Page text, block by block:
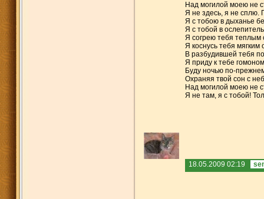
Над могилой моею не
Я не здесь, я не сплю.
Я с тобою в дыханье
Я с тобой в
Я согрею тебя теплым
Я коснусь тебя
В разбудившей тебя
Я приду к тебе
Буду ночью по-
Охраняя твой сон с
Над могилой моею не
Я не там, я с тобой!
18.05.2009 02:19